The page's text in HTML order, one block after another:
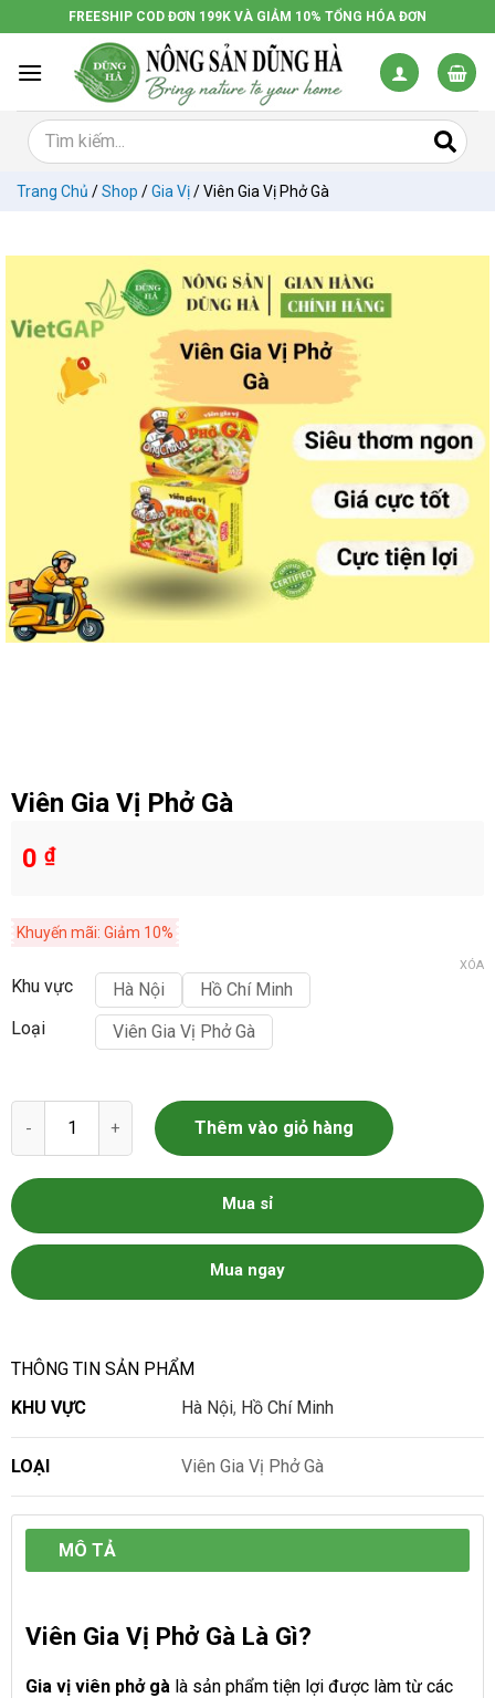
đến
dung
FREESHIP COD ĐƠN 199K VÀ GIẢM 10% TỔNG HÓA ĐƠN
Trang Chủ /Shop /Gia Vị/Viên Gia Vị Phở Gà
Viên Gia Vị Phở Gà
0 ₫
Khuyến mãi: Giảm 10%
Khu vực Hà Nội
Hồ Chí Minh
Loại
Viên Gia Vị Phở Gà
XÓA
Viên Gia Vị Phở Gà số lượng
Thêm vào giỏ hàng
Mua sỉ
Mua ngay
THÔNG TIN SẢN PHẨM
KHU VỰC
Hà Nội, Hồ Chí Minh
LOẠI Viên Gia Vị Phở Gà
MÔ TẢ
Viên Gia Vị Phở Gà Là Gì?
Gia vị viên phở gà là sản phẩm tiện lợi được làm từ các